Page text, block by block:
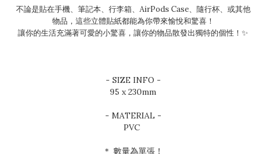
不論是貼在手機、筆記本、行李箱、AirPods Case、隨行杯、或其他
物品，這些立體貼紙都能為你帶來愉悅和驚喜！
讓你的生活充滿著可愛的小驚喜，讓你的物品散發出獨特的個性！✨
- SIZE INFO -
95 x 230mm
- MATERIAL -
PVC
＊ 數量為單張！